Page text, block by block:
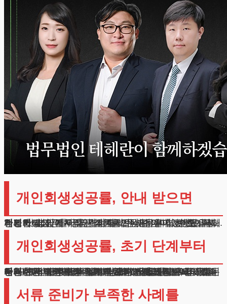
개인회생성공률, 안내 받으면
안녕하세요. 법무법인 테헤란입니다. 얼마 전 한 의뢰인께서 제게 구체적인 질문을 주셨습니다. “변호사님, 제가 첫 상담에서 들은 전체적인 내용은 이해했습니다.
하지만 몇 가지 더 자세히 알고 싶은 점이 있어요. 특히 개인회생성공률 궁금합니다. 법원 인가 가능성은 어느 정도이고, 인가 이후 완제까지 무사히 마칠 수 있을지 걱정됩니다.”
개인회생성공률, 초기 단계부터
이러한 세부적인 질문들에 대해 상세히 답변드리겠습니다. 우선 변제금액 산정 방식부터 설명해드리겠습니다. 귀하의 급여에서 실제 생활에 필요한 필수비용을 공제한 금액이 매월 납부하실 금액이 됩니다.
주거비용, 교통비, 의료보험료, 교육비, 통신비, 식비 등 기본적인 생활 유지에 필요한 지출은 모두 공제 대상입니다. 채무조정 절차의 세부 진행과정도 중요합니다.
신청서가 접수되면 즉시 법원의 보호가 시작되어 모든 채권추심이 중단됩니다. 개인회생성공률 높이기 위해서는 초기 단계부터 철저한 준비가 필요합니다.
서류 준비가 부족한 사례를